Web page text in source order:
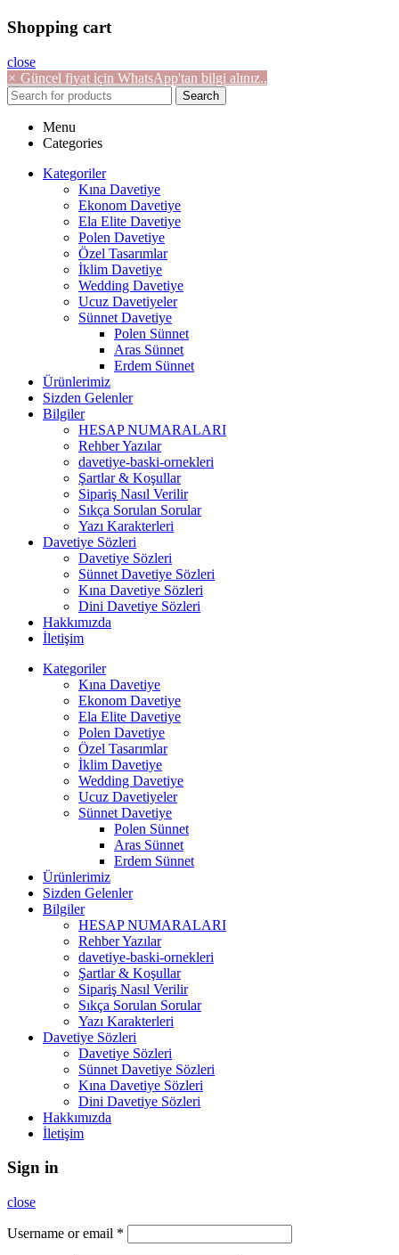
Shopping cart
close
× Güncel fiyat için WhatsApp'tan bilgi alınız..
Search
Menu
Categories
Kategoriler
Kına Davetiye
Ekonom Davetiye
Ela Elite Davetiye
Polen Davetiye
Özel Tasarımlar
İklim Davetiye
Wedding Davetiye
Ucuz Davetiyeler
Sünnet Davetiye
Polen Sünnet
Aras Sünnet
Erdem Sünnet
Ürünlerimiz
Sizden Gelenler
Bilgiler
HESAP NUMARALARI
Rehber Yazılar
davetiye-baski-ornekleri
Şartlar & Koşullar
Sipariş Nasıl Verilir
Sıkça Sorulan Sorular
Yazı Karakterleri
Davetiye Sözleri
Davetiye Sözleri
Sünnet Davetiye Sözleri
Kına Davetiye Sözleri
Dini Davetiye Sözleri
Hakkımızda
İletişim
Kategoriler
Kına Davetiye
Ekonom Davetiye
Ela Elite Davetiye
Polen Davetiye
Özel Tasarımlar
İklim Davetiye
Wedding Davetiye
Ucuz Davetiyeler
Sünnet Davetiye
Polen Sünnet
Aras Sünnet
Erdem Sünnet
Ürünlerimiz
Sizden Gelenler
Bilgiler
HESAP NUMARALARI
Rehber Yazılar
davetiye-baski-ornekleri
Şartlar & Koşullar
Sipariş Nasıl Verilir
Sıkça Sorulan Sorular
Yazı Karakterleri
Davetiye Sözleri
Davetiye Sözleri
Sünnet Davetiye Sözleri
Kına Davetiye Sözleri
Dini Davetiye Sözleri
Hakkımızda
İletişim
Sign in
close
Username or email *